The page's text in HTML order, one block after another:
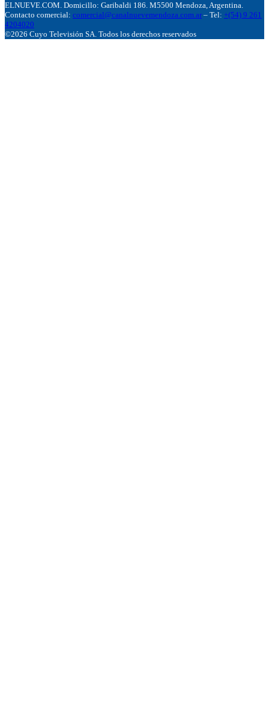
ELNUEVE.COM. Domicillo: Garibaldi 186. M5500 Mendoza, Argentina.
Contacto comercial: comercial@canalnuevemendoza.com.ar – Tel: +(54) 9 261
4204020
©2026 Cuyo Televisión SA. Todos los derechos reservados